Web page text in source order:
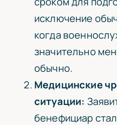
исключение
когда
значительно
обычно.
Медицинские
ситуации:
бенефициар